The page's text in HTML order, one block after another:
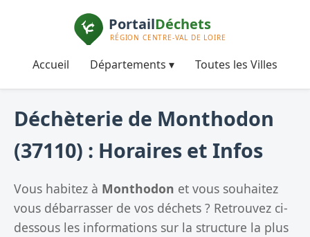
Accueil Départements ▾ Toutes les Villes
Déchèterie de Monthodon
(37110) : Horaires et Infos
Vous habitez à Monthodon et vous souhaitez
vous débarrasser de vos déchets ? Retrouvez ci-
dessous les informations sur la structure la plus